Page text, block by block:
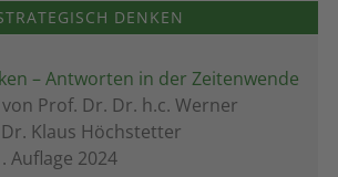
DENKEN
– Antworten in der Zeitenwende
Prof. Dr. Dr. h.c. Werner
Klaus Höchstetter
Auflage 2024